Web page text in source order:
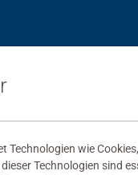
Technologien wie
Technologien sind